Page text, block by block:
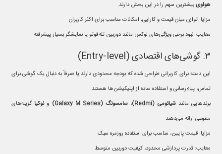
هواویبیشترین سهم را در این بخش دارند.
مزایا: توازن میان قیمت و کارایی، امکانات مناسب برای اکثر کاربران
معایب: نبود برخی ویژگی‌های لوکس مانند دوربین تله‌فوتو یا نمایشگر بسیار پیشرفته
۳. گوشی‌های اقتصادی (Entry-level)
این دسته برای کاربرانی طراحی شده که بودجه محدودی دارند یا صرفاً به دنبال یک گوشی برای
تماس، پیام‌رسانی و استفاده ساده از اپلیکیشن‌ها هستند.
برندهایی مانندشیائومی (Redmi) ، سامسونگ(Galaxy M Series) ونوکیا گزینه‌های
متنوعی ارائه می‌دهند.
مزایا: قیمت پایین، مناسب برای استفاده روزمره سبک
معایب: قدرت پردازشی محدود، کیفیت دوربین متوسط